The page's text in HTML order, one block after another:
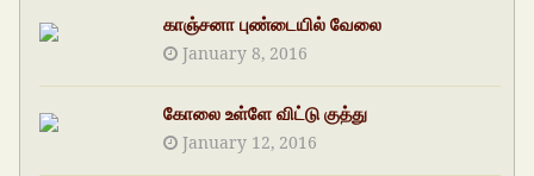
காஞ்சனா புண்டையில் வேலை
January 8, 2016
கோலை உள்ளே விட்டு குத்து
January 12, 2016